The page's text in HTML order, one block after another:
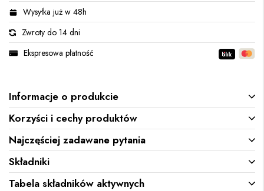
Wysyłka już w 48h
Zwroty do 14 dni
Ekspresowa płatność
Informacje o produkcie
Korzyści i cechy produktów
Najczęściej zadawane pytania
Składniki
Tabela składników aktywnych